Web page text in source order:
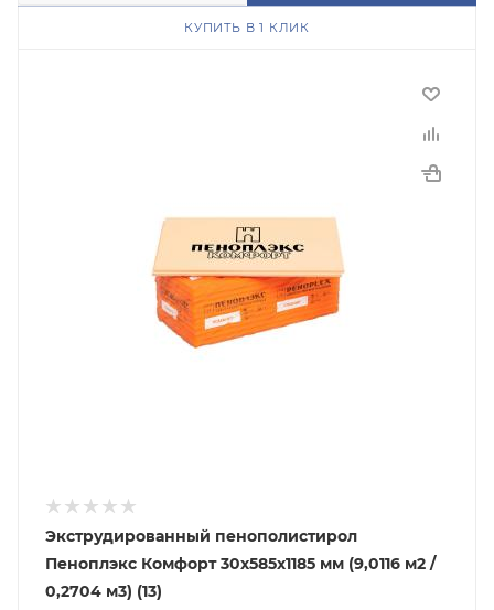
КУПИТЬ В 1 КЛИК
Экструдированный пенополистирол
Пеноплэкс Комфорт 30х585х1185 мм (9,0116 м2 /
0,2704 м3) (13)